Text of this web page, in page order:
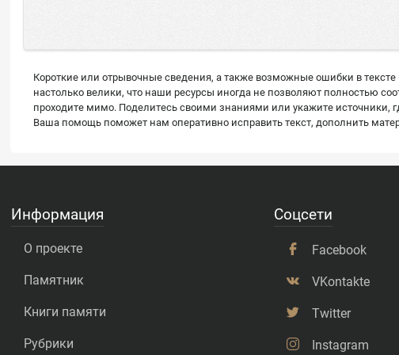
Короткие или отрывочные сведения, а также возможные ошибки в
настолько велики, что наши ресурсы иногда не позволяют полностью
проходите мимо. Поделитесь своими знаниями или укажите источники,
Ваша помощь поможет нам оперативно исправить текст, дополнить
Информация
О проекте
Памятник
Книги памяти
Рубрики
Соцсети
Facebook
VKontakte
Twitter
Instagram